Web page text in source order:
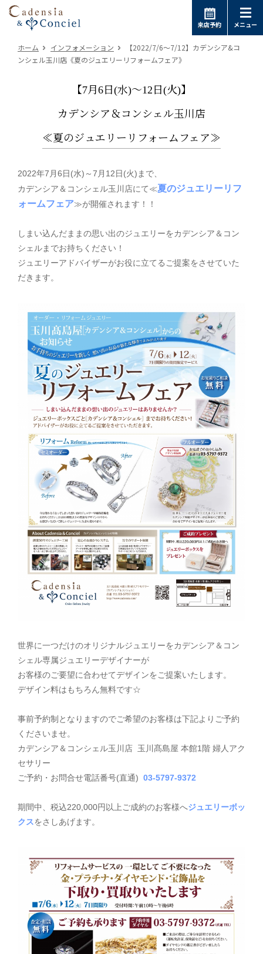
来店予約 メニュー
ホーム インフォメーション
【2022/7/6～7/12】カデンシア&コ
ンシェル玉川店《夏のジュエリーリフォームフェア》
【7月6日(水)～12日(火)】
カデンシア＆コンシェル玉川店
≪夏のジュエリーリフォームフェア≫
2022年7月6日(水)～7月12日(火)まで
カデンシア＆コンシェル玉川店にて≪夏のジュエリーリフ
ォームフェア≫が開催されます！！
しまい込んだままの思い出のジュエリーをカデンシア＆コン
シェルまでお持ちください！
ジュエリーアドバイザーがお役に立てるご提案をさせていた
だきます。
世界に一つだけのオリジナルジュエリーをカデンシア＆コン
シェル専属ジュエリーデザイナーが
お客様のご要望に合わせてデザインをご提案いたします。
デザイン料はもちろん無料です☆
事前予約制となりますのでご希望のお客様は下記よりご予約
くださいませ。
カデンシア＆コンシェル玉川店 玉川髙島屋 本館1階 婦人アク
セサリー
ご予約・お問合せ電話番号(直通) 03-5797-9372
期間中、税込220,000円以上ご成約のお客様へジュエリーボッ
クスをさしあげます。